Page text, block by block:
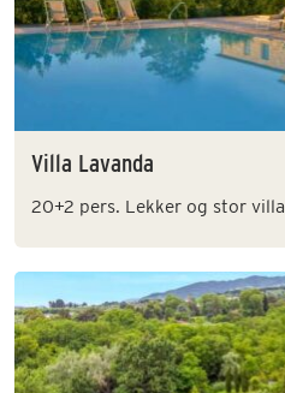
Villa Lavanda
20+2 pers. Lekker og stor